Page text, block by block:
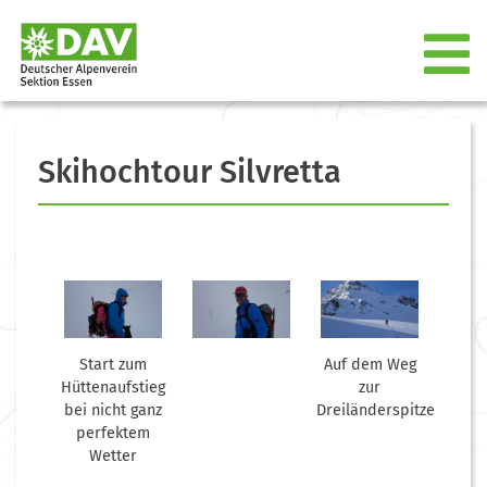
Skihochtour Silvretta
Start zum
Hüttenaufstieg
bei nicht ganz
perfektem
Wetter
Auf dem Weg
zur
Dreiländerspitze